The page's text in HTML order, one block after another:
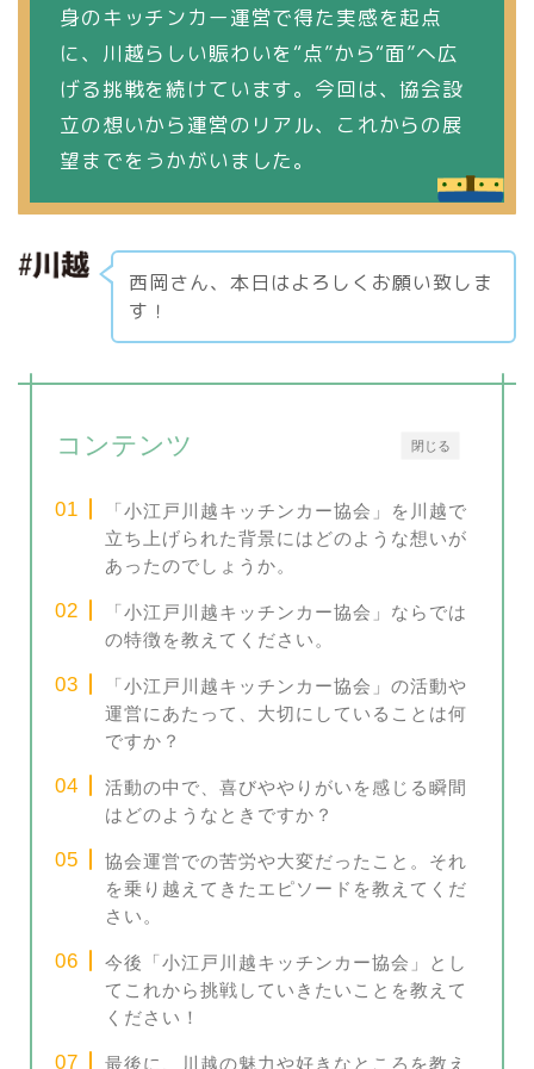
身のキッチンカー運営で得た実感を起点
に、川越らしい賑わいを“点”から“面”へ広
げる挑戦を続けています。今回は、協会設
立の想いから運営のリアル、これからの展
望までをうかがいました。
西岡さん、本日はよろしくお願い致しま
す！
閉じる
コンテンツ
「小江戸川越キッチンカー協会」を川越で
立ち上げられた背景にはどのような想いが
あったのでしょうか。
「小江戸川越キッチンカー協会」ならでは
の特徴を教えてください。
「小江戸川越キッチンカー協会」の活動や
運営にあたって、大切にしていることは何
ですか？
活動の中で、喜びややりがいを感じる瞬間
はどのようなときですか？
協会運営での苦労や大変だったこと。それ
を乗り越えてきたエピソードを教えてくだ
さい。
今後「小江戸川越キッチンカー協会」とし
てこれから挑戦していきたいことを教えて
ください！
最後に、川越の魅力や好きなところを教え